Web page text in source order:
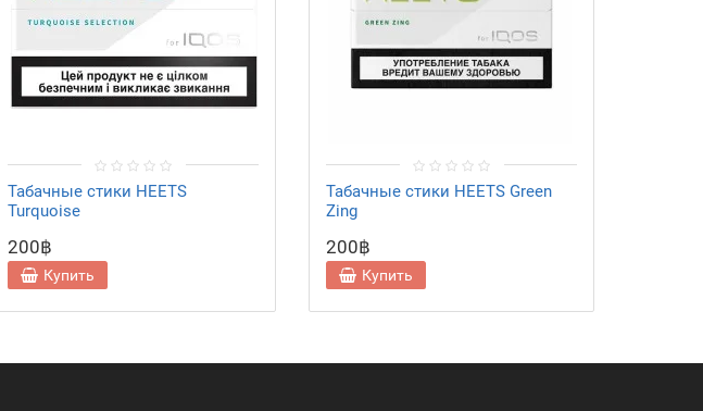
Табачные стики HEETS
Turquoise
200฿
Купить
Табачные стики HEETS Green
Zing
200฿
Купить